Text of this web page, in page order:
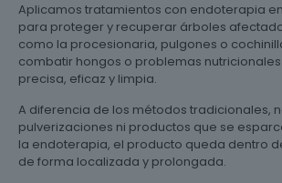
Aplicamos tratamientos con endoterapia
para proteger y recuperar árboles
como la procesionaria, pulgones o
combatir hongos o problemas
precisa, eficaz y limpia.
A diferencia de los métodos tradicionales,
pulverizaciones ni productos que se
la endoterapia, el producto queda dentro
de forma localizada y prolongada.